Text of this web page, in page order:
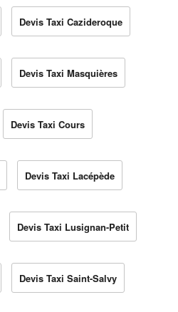
Devis Taxi Cazideroque
Devis Taxi Masquières
Devis Taxi Cours
Devis Taxi Lacépède
Devis Taxi Lusignan-Petit
Devis Taxi Saint-Salvy